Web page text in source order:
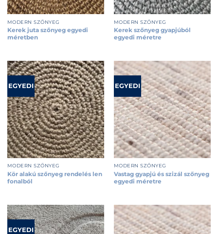
MODERN SZŐNYEG
Kerek juta szőnyeg egyedi
méretben
MODERN SZŐNYEG
Kerek szőnyeg gyapjúból
egyedi méretre
EGYEDI
MODERN SZŐNYEG
Kör alakú szőnyeg rendelés len
fonalból
EGYEDI
MODERN SZŐNYEG
Vastag gyapjú és szizál szőnyeg
egyedi méretre
EGYEDI